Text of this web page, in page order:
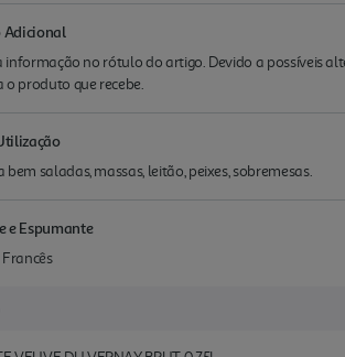
Adicional
informação no rótulo do artigo. Devido a possíveis
produto que recebe.
saladas, massas, leitão, peixes, sobremesas.
e Espumante